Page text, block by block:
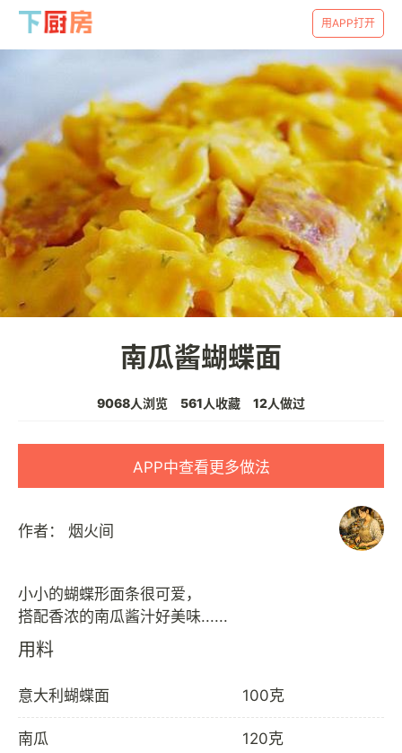
用APP打开
南瓜酱蝴蝶面
9068人浏览 561人收藏 12人做过
APP中查看更多做法
作者： 烟火间
小小的蝴蝶形面条很可爱，
用料
意大利蝴蝶面 100克
南瓜 120克